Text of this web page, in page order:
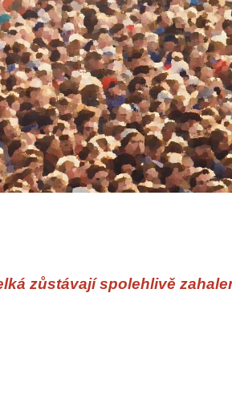
zůstávají spolehlivě